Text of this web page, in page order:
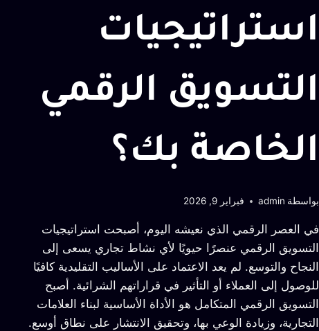
استراتيجيات
التسويق الرقمي
الخاصة بك؟
بواسطة admin فبراير 9, 2026
في العصر الرقمي الذي نعيشه اليوم، أصبحت استراتيجيات
التسويق الرقمي عنصرًا حيويًا لأي نشاط تجاري يسعى إلى
النجاح والتوسع. لم يعد الاعتماد على الأساليب التقليدية كافيًا
للوصول إلى العملاء أو التأثير في قراراتهم الشرائية. أصبح
التسويق الرقمي المتكامل هو الأداة الأساسية لبناء العلامات
التجارية، وزيادة الوعي بها، وتحقيق الانتشار على نطاق أوسع.